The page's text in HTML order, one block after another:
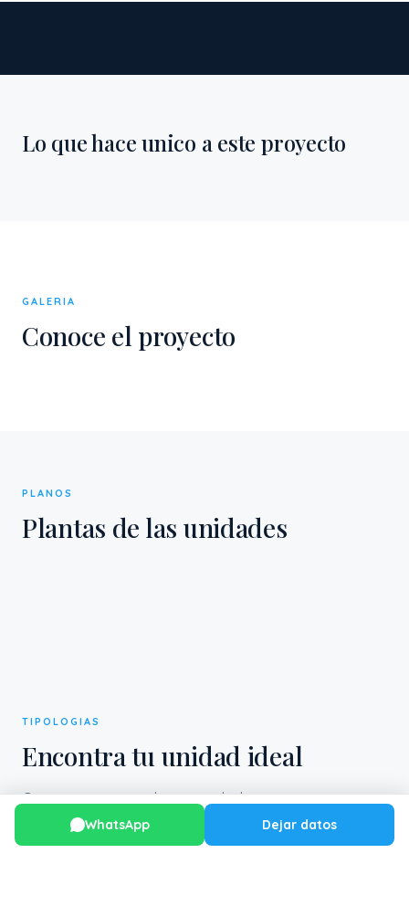
Lo que hace unico a este proyecto
GALERIA
Conoce el proyecto
PLANOS
Plantas de las unidades
TIPOLOGIAS
Encontra tu unidad ideal
Opciones para cada necesidad y presupuesto.
WhatsApp Dejar datos